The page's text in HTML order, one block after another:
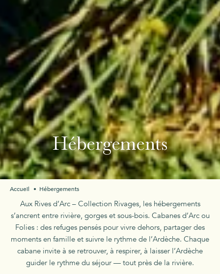
Hébergements
Accueil Hébergements
Aux Rives d’Arc – Collection Rivages, les hébergements
s’ancrent entre rivière, gorges et sous-bois. Cabanes d’Arc ou
Folies : des refuges pensés pour vivre dehors, partager des
moments en famille et suivre le rythme de l’Ardèche. Chaque
cabane invite à se retrouver, à respirer, à laisser l’Ardèche
guider le rythme du séjour — tout près de la rivière.